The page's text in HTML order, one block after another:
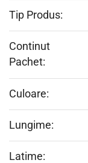
Tip Produs:
Continut
Pachet:
Culoare:
Lungime:
Latime: